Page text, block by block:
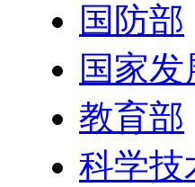
国防部
国家
教育部
科学技